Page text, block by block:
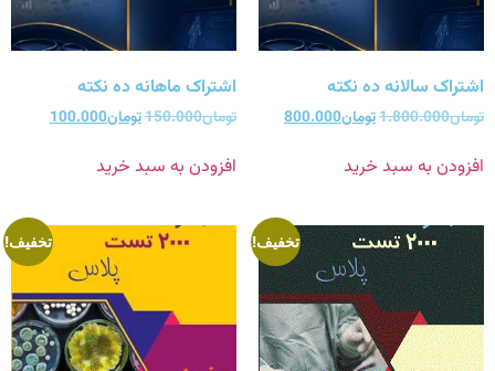
اشتراک سالانه ده نکته
تومان1.800.000تومان800.000
افزودن به سبد خرید
اشتراک ماهانه ده نکته
تومان150.000تومان100.000
افزودن به سبد خرید
تخفیف! تخفیف!